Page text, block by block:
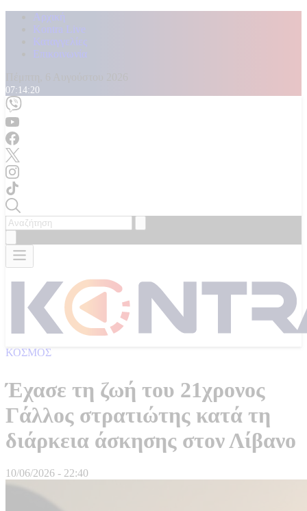
Αρχική
Kontra Live
Καταγγελίες
Επικοινωνία
07:14:21
ΚΟΣΜΟΣ
Έχασε τη ζωή του 21χρονος
Γάλλος στρατιώτης κατά τη
διάρκεια άσκησης στον Λίβανο
10/06/2026 - 22:40